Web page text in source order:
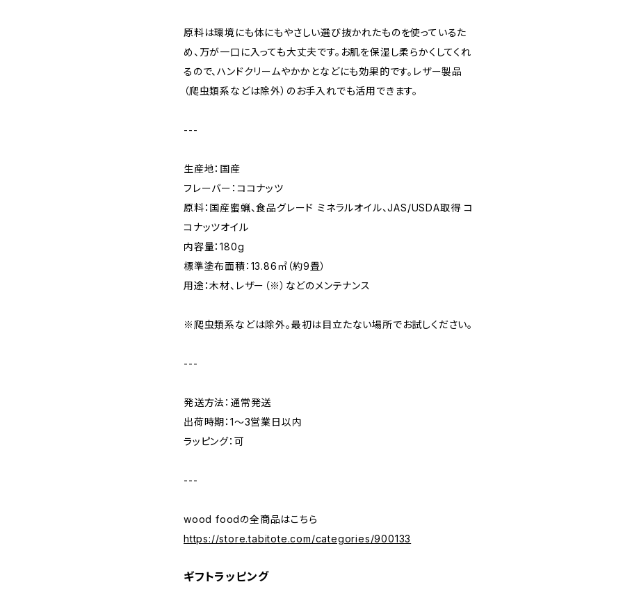
原料は環境にも体にもやさしい選び抜かれたものを使っているた
め、万が一口に入っても大丈夫です。お肌を保湿し柔らかくしてくれ
るので、ハンドクリームやかかとなどにも効果的です。レザー製品
（爬虫類系などは除外）のお手入れでも活用できます。
---
生産地：国産
フレーバー：ココナッツ
原料：国産蜜蝋、食品グレード ミネラルオイル、JAS/USDA取得 コ
コナッツオイル
内容量：180g
標準塗布面積：13.86㎡（約9畳）
用途：木材、レザー（※）などのメンテナンス
※爬虫類系などは除外。最初は目立たない場所でお試しください。
---
発送方法：通常発送
出荷時期：1〜3営業日以内
ラッピング：可
---
wood foodの全商品はこちら
https://store.tabitote.com/categories/900133
ギフトラッピング